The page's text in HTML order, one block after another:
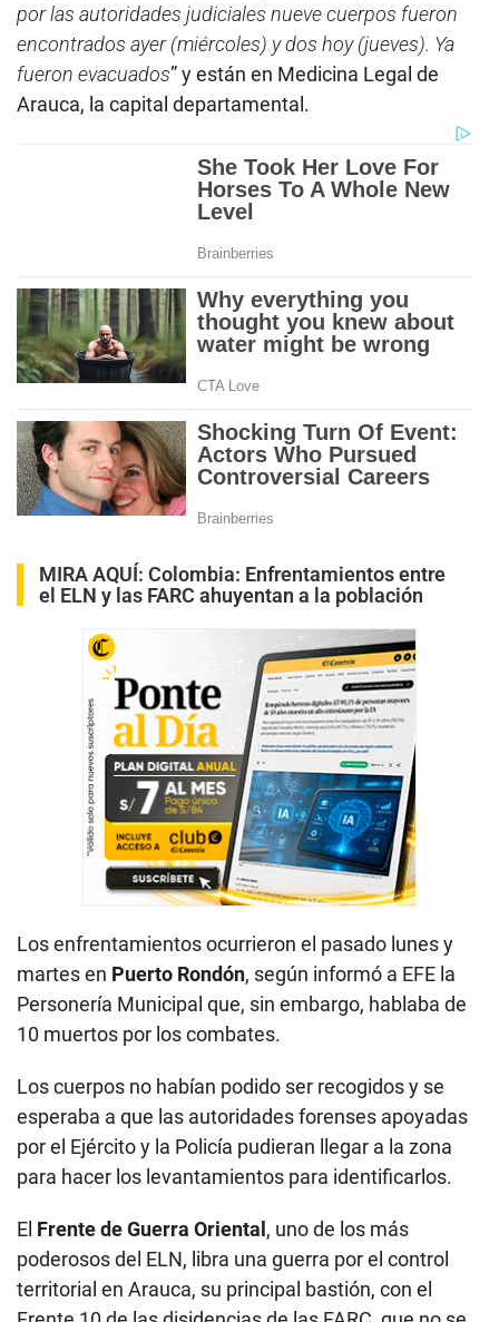
por las autoridades judiciales nueve cuerpos fueron
encontrados ayer (miércoles) y dos hoy (jueves). Ya
fueron evacuados” y están en Medicina Legal de
Arauca, la capital departamental.
MIRA AQUÍ: Colombia: Enfrentamientos entre
el ELN y las FARC ahuyentan a la población
Los enfrentamientos ocurrieron el pasado lunes y
martes en Puerto Rondón, según informó a EFE la
Personería Municipal que, sin embargo, hablaba de
10 muertos por los combates.
Los cuerpos no habían podido ser recogidos y se
esperaba a que las autoridades forenses apoyadas
por el Ejército y la Policía pudieran llegar a la zona
para hacer los levantamientos para identificarlos.
El Frente de Guerra Oriental, uno de los más
poderosos del ELN, libra una guerra por el control
territorial en Arauca, su principal bastión, con el